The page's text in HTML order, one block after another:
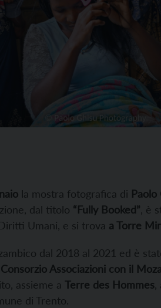
la mostra fotografica di Paolo
dal titolo “Fully Booked” , è
Umani, e si trova a Torre
dal 2018 al 2021 ed è
Consorzio Associazioni con il
assieme a Terre des Hommes
di Trento.